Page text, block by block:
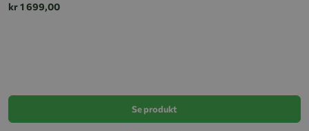
kr 1 699,00
Se produkt